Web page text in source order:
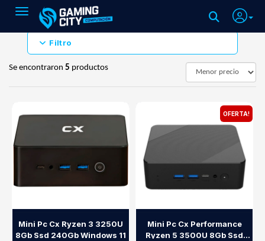
Toggle navigation
Filtro
Se encontraron 5 productos
Mini Pc Cx Ryzen 3 3250U
8Gb Ssd 240Gb Windows 11
OFERTA!
Mini Pc Cx Performance
Ryzen 5 3500U 8Gb Ssd